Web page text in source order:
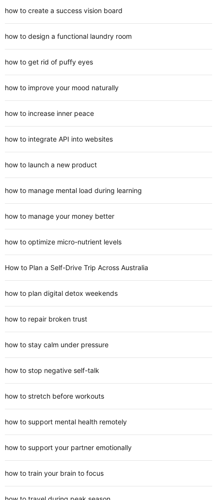
how to create a success vision board
how to design a functional laundry room
how to get rid of puffy eyes
how to improve your mood naturally
how to increase inner peace
how to integrate API into websites
how to launch a new product
how to manage mental load during learning
how to manage your money better
how to optimize micro-nutrient levels
How to Plan a Self-Drive Trip Across Australia
how to plan digital detox weekends
how to repair broken trust
how to stay calm under pressure
how to stop negative self-talk
how to stretch before workouts
how to support mental health remotely
how to support your partner emotionally
how to train your brain to focus